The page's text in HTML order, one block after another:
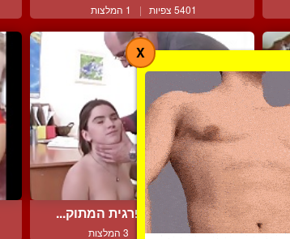
5401 צפיות | 1 המלצות
מבוגר חרמן והפרגית המתוק...
10384 צפיות 3 המלצות
X